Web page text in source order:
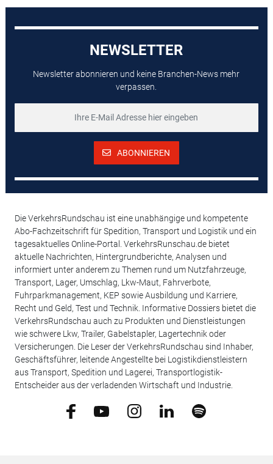
NEWSLETTER
Newsletter abonnieren und keine Branchen-News mehr
verpassen.
ABONNIEREN
Die VerkehrsRundschau ist eine unabhängige und kompetente
Abo-Fachzeitschrift für Spedition, Transport und Logistik und ein
tagesaktuelles Online-Portal. VerkehrsRunschau.de bietet
aktuelle Nachrichten, Hintergrundberichte, Analysen und
informiert unter anderem zu Themen rund um Nutzfahrzeuge,
Transport, Lager, Umschlag, Lkw-Maut, Fahrverbote,
Fuhrparkmanagement, KEP sowie Ausbildung und Karriere,
Recht und Geld, Test und Technik. Informative Dossiers bietet die
VerkehrsRundschau auch zu Produkten und Dienstleistungen
wie schwere Lkw, Trailer, Gabelstapler, Lagertechnik oder
Versicherungen. Die Leser der VerkehrsRundschau sind Inhaber,
Geschäftsführer, leitende Angestellte bei Logistikdienstleistern
aus Transport, Spedition und Lagerei, Transportlogistik-
Entscheider aus der verladenden Wirtschaft und Industrie.